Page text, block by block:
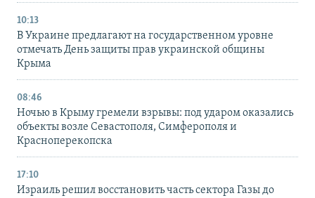
10:13
В Украине предлагают на государственном уровне
отмечать День защиты прав украинской общины
Крыма
08:46
Ночью в Крыму гремели взрывы: под ударом оказались
объекты возле Севастополя, Симферополя и
Красноперекопска
17:10
Израиль решил восстановить часть сектора Газы до